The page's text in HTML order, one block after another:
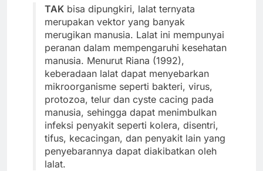
TAK bisa dipungkiri, lalat ternyata
merupakan vektor yang banyak
merugikan manusia. Lalat ini mempunyai
peranan dalam mempengaruhi kesehatan
manusia. Menurut Riana (1992),
keberadaan lalat dapat menyebarkan
mikroorganisme seperti bakteri, virus,
protozoa, telur dan cyste cacing pada
manusia, sehingga dapat menimbulkan
infeksi penyakit seperti kolera, disentri,
tifus, kecacingan, dan penyakit lain yang
penyebarannya dapat diakibatkan oleh
lalat.